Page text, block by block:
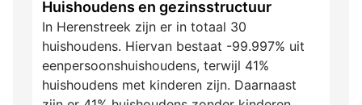
Huishoudens en gezinsstructuur
In Herenstreek zijn er in totaal 30
huishoudens. Hiervan bestaat -99.997% uit
eenpersoonshuishoudens, terwijl 41%
huishoudens met kinderen zijn. Daarnaast